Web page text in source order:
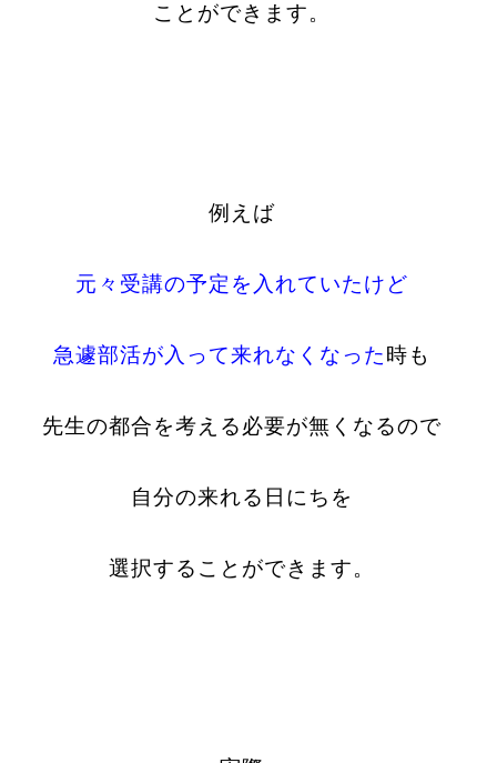
ことができます。
例えば
元々受講の予定を入れていたけど
急遽部活が入って来れなくなった 時も
先生の都合を考える必要が無くなるので
自分の来れる日にちを
選択することができます。